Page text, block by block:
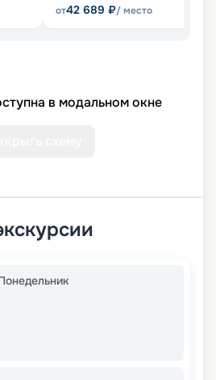
от42 689 ₽/ место
в модальном окне